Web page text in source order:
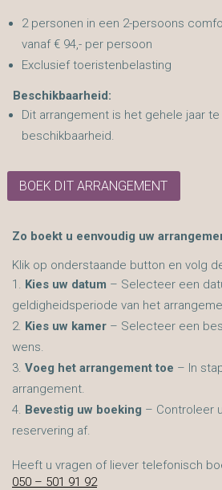
2 personen in een 2-persoons
vanaf € 94,- per persoon
Exclusief toeristenbelasting
Beschikbaarheid:
Dit arrangement is het gehele jaar
beschikbaarheid.
BOEK DIT ARRANGEMENT
Zo boekt u eenvoudig uw
Klik op onderstaande button en volg
Kies uw datum – Selecteer een
geldigheidsperiode van het
Kies uw kamer – Selecteer een
wens.
Voeg het arrangement toe – In
arrangement.
Bevestig uw boeking – Controleer
reservering af.
Heeft u vragen of liever telefonisch
050 – 501 91 92